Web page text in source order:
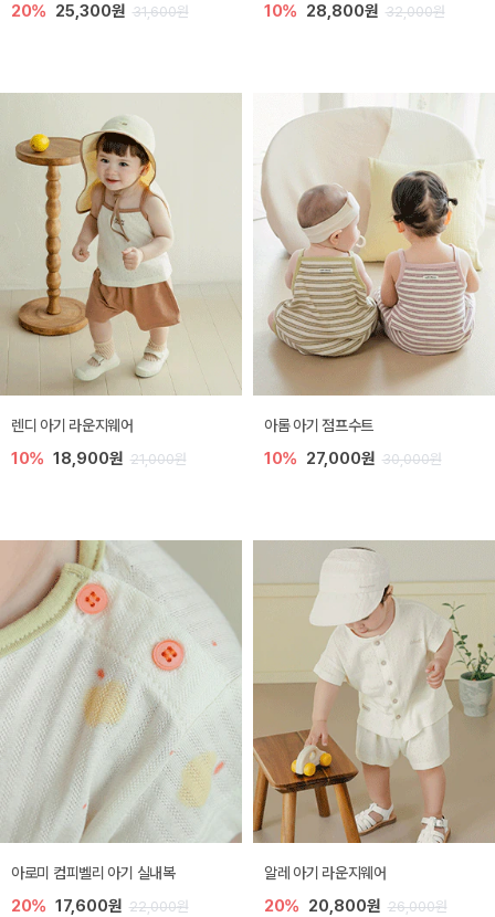
20% 25,300원 31,600원 10% 28,800원 32,000원
렌디 아기 라운지웨어
10% 18,900원 21,000원
아롬 아기 점프수트
10% 27,000원 30,000원
아로미 컴피벨리 아기 실내복
20% 17,600원 22,000원
알레 아기 라운지웨어
20% 20,800원 26,000원